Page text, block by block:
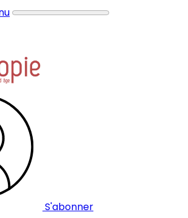
S'abonner
des cookies